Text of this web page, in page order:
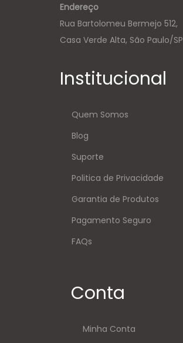
Endereço
Rua Bartolomeu Bermejo 512,
Casa Verde Alta, São Paulo/SP
Institucional
Quem Somos
Blog
Suporte
Politica de Privacidade
Garantia de Produtos
Pagamento Seguro
FAQs
Conta
Minha Conta